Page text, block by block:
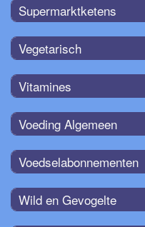
Supermarktketens
Vegetarisch
Vitamines
Voeding Algemeen
Voedselabonnementen
Wild en Gevogelte